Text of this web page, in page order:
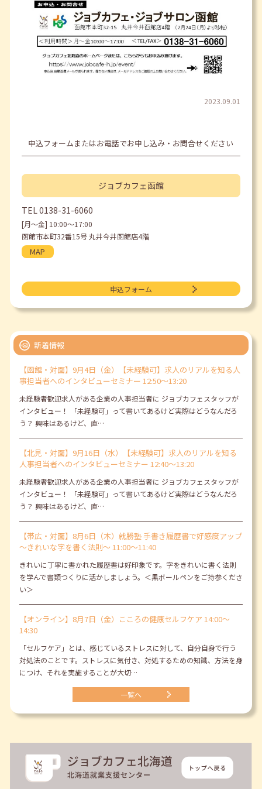
2023.09.01
申込フォームまたはお電話でお申し込み・お問合せください
ジョブカフェ函館
TEL 0138-31-6060
[月〜金] 10:00〜17:00
函館市本町32番15号 丸井今井函館店4階
MAP
申込フォーム
新着情報
【函館・対面】9月4日（金）【未経験可】求人のリアルを知る人
事担当者へのインタビューセミナー 12:50～13:20
未経験者歓迎求人がある企業の人事担当者に ジョブカフェスタッフが
インタビュー！ 「未経験可」って書いてあるけど実際はどうなんだろ
う？ 興味はあるけど、直…
【北見・対面】9月16日（水）【未経験可】求人のリアルを知る
人事担当者へのインタビューセミナー 12:40～13:20
未経験者歓迎求人がある企業の人事担当者に ジョブカフェスタッフが
インタビュー！ 「未経験可」って書いてあるけど実際はどうなんだろ
う？ 興味はあるけど、直…
【帯広・対面】8月6日（木）就勝塾 手書き履歴書で好感度アップ
～きれいな字を書く法則～ 11:00～11:40
きれいに丁寧に書かれた履歴書は好印象です。字をきれいに書く法則
を学んで書類つくりに活かしましょう。＜黒ボールペンをご持参くださ
い＞
【オンライン】8月7日（金）こころの健康セルフケア 14:00～
14:30
「セルフケア」とは、感じているストレスに対して、自分自身で行う
対処法のことです。ストレスに気付き、対処するための知識、方法を身
につけ、それを実施することが大切…
一覧へ